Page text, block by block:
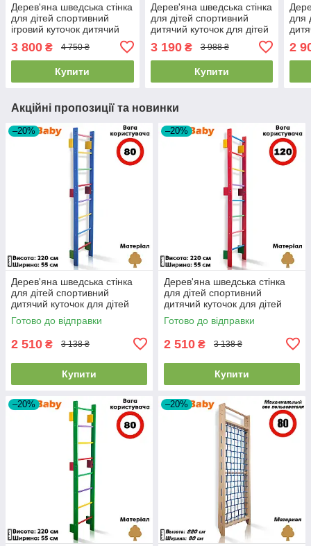
Дерев'яна шведська стінка
для дітей спортивний
ігровий куточок дитячий
SportBaby «Baby 0-120»
3 800 ₴ 4 750 ₴
Купити
Дерев'яна шведська стінка
для дітей спортивний
дитячий куточок для дітей
3 190₴ 3 988 ₴
Купити
для
2
Акційні пропозиції та новинки
–20%
Дерев'яна шведська стінка
для дітей спортивний
дитячий куточок для дітей
Sportbaby "Teenager-0-220
Blue"
Готово до відправки
2 510 ₴ 3 138 ₴
Купити
–20%
Дерев'яна шведська стінка
для дітей спортивний
дитячий куточок для дітей
Sportbaby "Teenager-0-220
Barby"
Готово до відправки
2 510 ₴ 3 138 ₴
Купити
–20% –20%